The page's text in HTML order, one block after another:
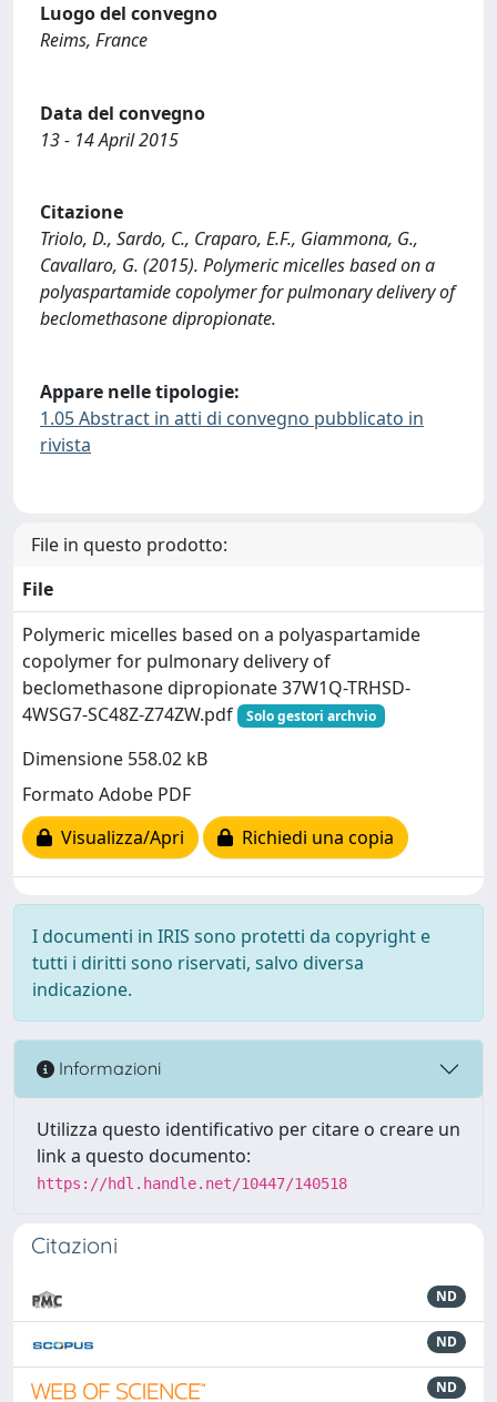
Luogo del convegno
Reims, France
Data del convegno
13 - 14 April 2015
Citazione
Triolo, D., Sardo, C., Craparo, E.F., Giammona, G.,
Cavallaro, G. (2015). Polymeric micelles based on a
polyaspartamide copolymer for pulmonary delivery of
beclomethasone dipropionate.
Appare nelle tipologie:
1.05 Abstract in atti di convegno pubblicato in
rivista
File in questo prodotto:
File
Polymeric micelles based on a polyaspartamide
copolymer for pulmonary delivery of
beclomethasone dipropionate 37W1Q-TRHSD-
4WSG7-SC48Z-Z74ZW.pdf
Solo gestori archvio
Dimensione 558.02 kB
Formato Adobe PDF
Visualizza/Apri
Richiedi una copia
I documenti in IRIS sono protetti da copyright e
tutti i diritti sono riservati, salvo diversa
indicazione.
Informazioni
Utilizza questo identificativo per citare o creare un
link a questo documento:
https://hdl.handle.net/10447/140518
Citazioni
ND
ND
ND